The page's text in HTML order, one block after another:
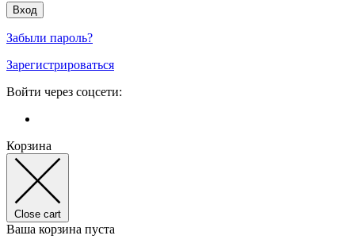
Забыли пароль?
Зарегистрироваться
Войти через соцсети:
Корзина
Close cart
Ваша корзина пуста